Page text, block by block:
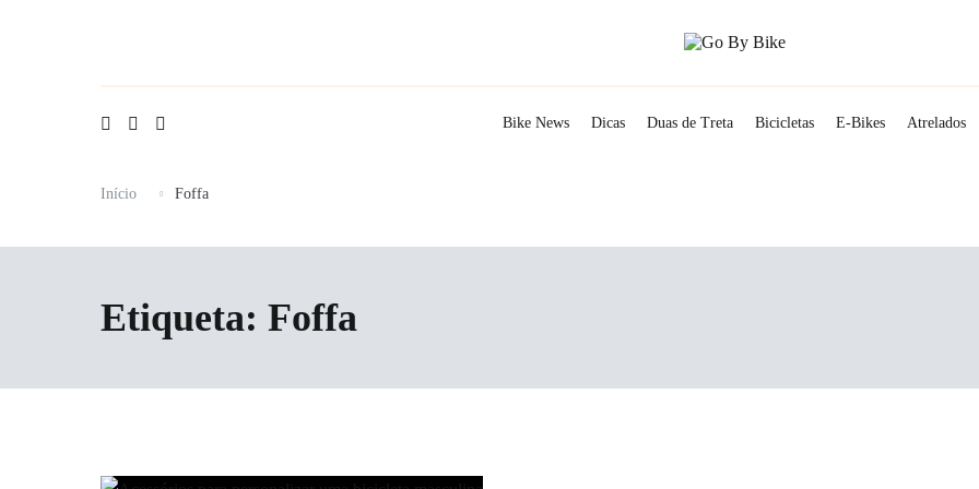
Bike News
Dicas Duas de Treta Bicicletas E-Bikes Atrelados
Início Foffa
Etiqueta: Foffa